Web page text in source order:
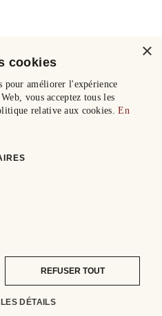
×
cookies
pour améliorer l'expérience
vous acceptez tous les
relative aux cookies.En
REFUSER TOUT
DÉTAILS